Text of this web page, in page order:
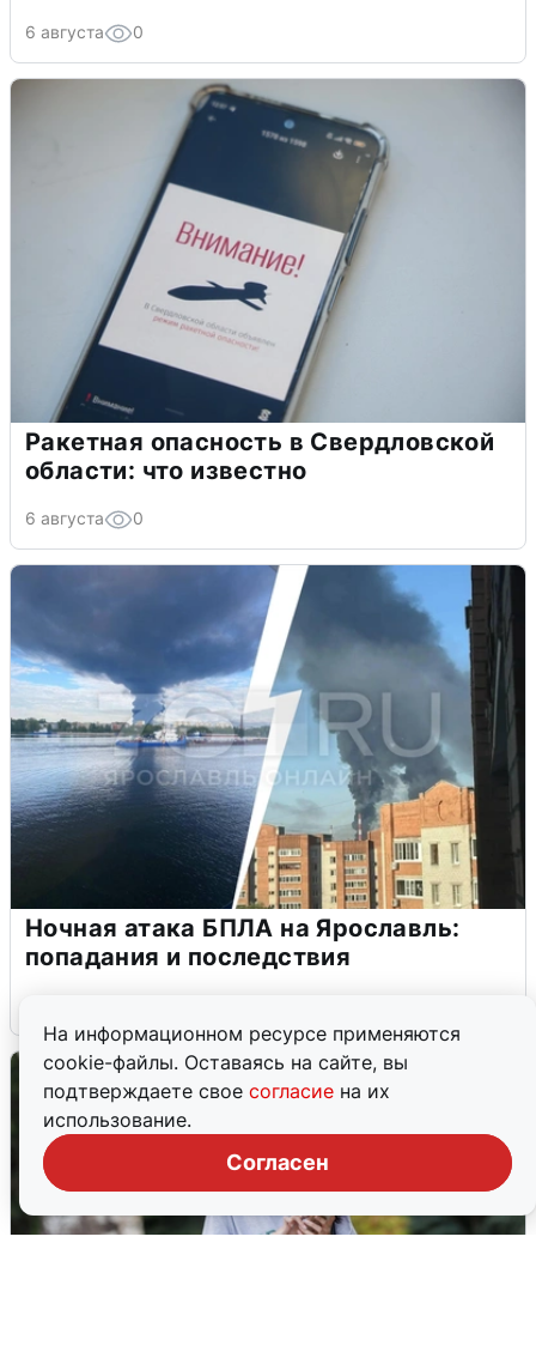
На информационном ресурсе применяются
cookie-файлы. Оставаясь на сайте, вы
подтверждаете свое согласие на их
использование.
Согласен
6 августа 0
Ракетная опасность в Свердловской
области: что известно
6 августа 0
Ночная атака БПЛА на Ярославль:
попадания и последствия